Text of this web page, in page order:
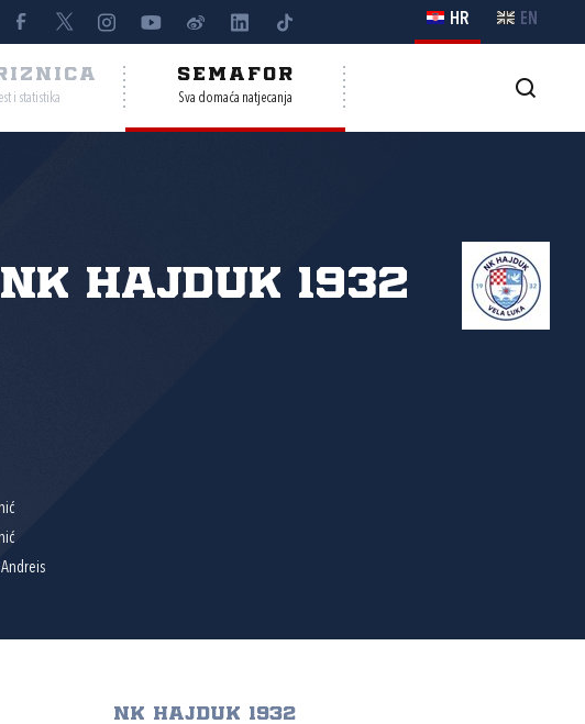
HR EN
i statistika
SEMAFOR
Sva domaća natjecanja
NK Hajduk 1932
NK HAJDUK 1932